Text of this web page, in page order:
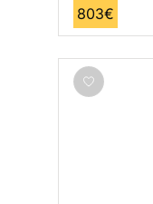
803€